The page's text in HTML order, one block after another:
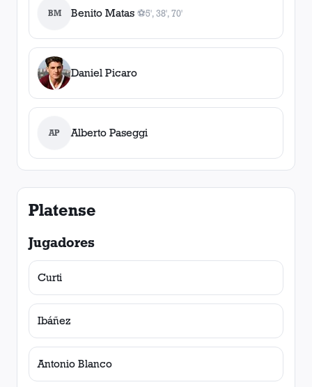
BM Benito Matas ⚽
3goles, 5', 38', 70'
5', 38', 70'
Daniel Picaro
AP Alberto Paseggi
Platense
Jugadores
Curti
Ibáñez
Antonio Blanco